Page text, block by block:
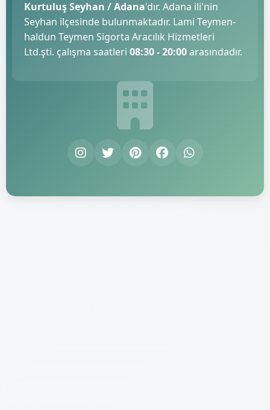
Kurtuluş Seyhan / Adana'dır. Adana ili'nin
Seyhan ilçesinde bulunmaktadır. Lami Teymen-
haldun Teymen Sigorta Aracılık Hizmetleri
Ltd.şti. çalışma saatleri 08:30 - 20:00arasındadır.